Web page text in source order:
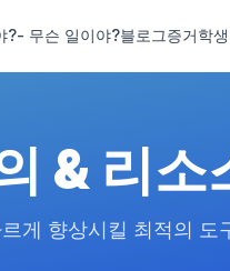
?- 무슨 일이야?블로그증거학
& 리소
게 향상시킬 최적의 도